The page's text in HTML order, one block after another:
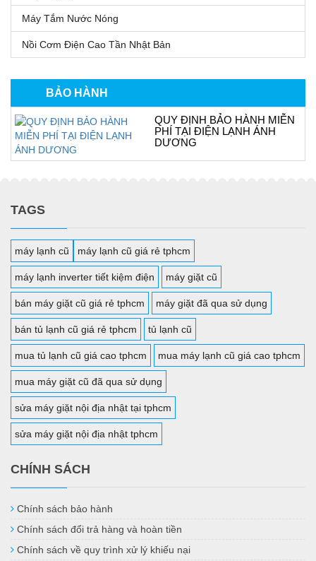
Máy Tắm Nước Nóng
Nồi Cơm Điện Cao Tần Nhật Bản
BẢO HÀNH
QUY ĐỊNH BẢO HÀNH MIỄN
PHÍ TẠI ĐIỆN LẠNH ÁNH
DƯƠNG
TAGS
máy lạnh cũ máy lạnh cũ giá rẻ tphcm
máy lạnh inverter tiết kiệm điện máy giặt cũ
bán máy giặt cũ giá rẻ tphcm máy giặt đã qua sử dụng
bán tủ lạnh cũ giá rẻ tphcm tủ lạnh cũ
mua tủ lạnh cũ giá cao tphcm mua máy lạnh cũ giá cao tphcm
mua máy giặt cũ đã qua sử dụng
sửa máy giặt nội địa nhật tại tphcm
sửa máy giặt nội địa nhật tphcm
CHÍNH SÁCH
Chính sách bảo hành
Chính sách đổi trả hàng và hoàn tiền
Chính sách về quy trình xử lý khiếu nại